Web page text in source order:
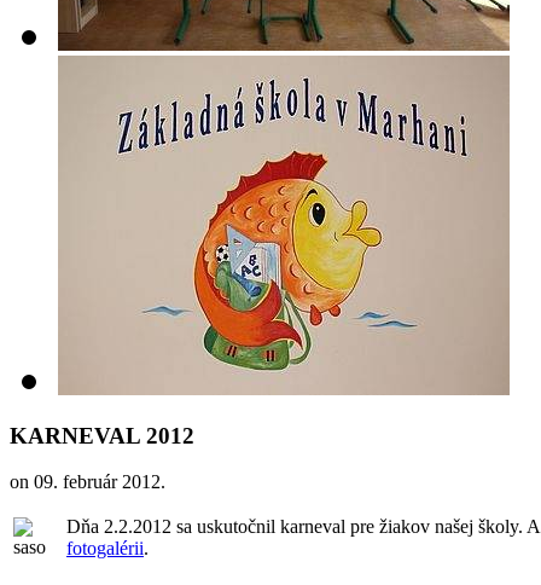
KARNEVAL 2012
on 09. február 2012.
Dňa 2.2.2012 sa uskutočnil karneval pre žiakov našej školy.
fotogalérii.